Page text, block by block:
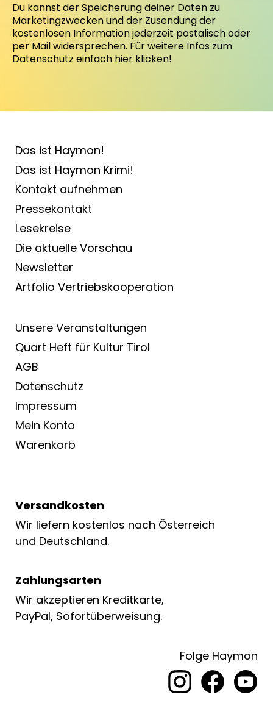
Du kannst der Speicherung deiner Daten zu
Marketingzwecken und der Zusendung der
kostenlosen Information jederzeit postalisch oder
per Mail widersprechen. Für weitere Infos zum
Datenschutz einfach hier klicken!
Das ist Haymon!
Das ist Haymon Krimi!
Kontakt aufnehmen
Pressekontakt
Lesekreise
Die aktuelle Vorschau
Newsletter
Artfolio Vertriebs­kooperation
Unsere Veranstaltungen
Quart Heft für Kultur Tirol
AGB
Datenschutz
Impressum
Mein Konto
Warenkorb
Versandkosten
Wir liefern kostenlos nach Österreich
und Deutschland.
Zahlungsarten
Wir akzeptieren Kreditkarte,
PayPal, Sofortüberweisung.
Folge Haymon